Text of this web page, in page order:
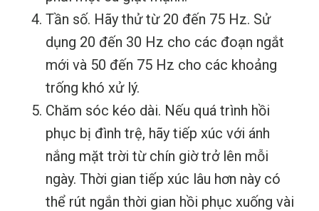
Tần số. Hãy thử từ 20 đến 75 Hz. Sử
dụng 20 đến 30 Hz cho các đoạn ngắt
mới và 50 đến 75 Hz cho các khoảng
trống khó xử lý.
Chăm sóc kéo dài. Nếu quá trình hồi
phục bị đình trệ, hãy tiếp xúc với ánh
nắng mặt trời từ chín giờ trở lên mỗi
ngày. Thời gian tiếp xúc lâu hơn này có
thể rút ngắn thời gian hồi phục xuống vài